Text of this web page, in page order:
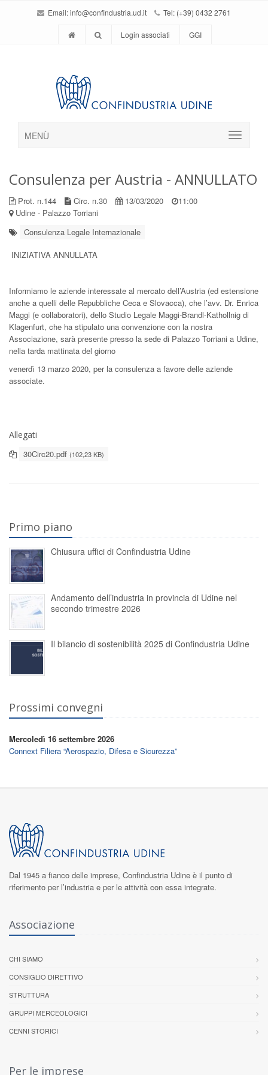
Email:info@confindustria.ud.it Tel: (+39) 0432 2761
Login associati GGI
MENÙ
Consulenza per Austria - ANNULLATO
Prot. n.144 Circ. n.30 13/03/2020
11:00
Udine - Palazzo Torriani
Consulenza Legale Internazionale
INIZIATIVA ANNULLATA
Informiamo le aziende interessate al mercato dell’Austria (ed estensione
anche a quelli delle Repubbliche Ceca e Slovacca), che l’avv. Dr. Enrica
Maggi (e collaboratori), dello Studio Legale Maggi-Brandl-Kathollnig di
Klagenfurt, che ha stipulato una convenzione con la nostra
Associazione, sarà presente presso la sede di Palazzo Torriani a Udine,
nella tarda mattinata del giorno
venerdì 13 marzo 2020, per la consulenza a favore delle aziende
associate.
Allegati
30Circ20.pdf (102,23 KB)
Primo piano
Chiusura uffici di Confindustria Udine
Andamento dell’industria in provincia di Udine nel
secondo trimestre 2026
Il bilancio di sostenibilità 2025 di Confindustria Udine
Prossimi convegni
Mercoledì 16 settembre 2026
Connext Filiera “Aerospazio, Difesa e Sicurezza”
Dal 1945 a fianco delle imprese, Confindustria Udine è il punto di
riferimento per l’industria e per le attività con essa integrate.
Associazione
CHI SIAMO
CONSIGLIO DIRETTIVO
STRUTTURA
GRUPPI MERCEOLOGICI
CENNI STORICI
Per le imprese